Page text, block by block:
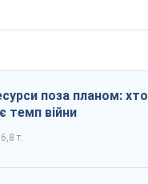
поза планом: хто
темп війни
6,8 т.